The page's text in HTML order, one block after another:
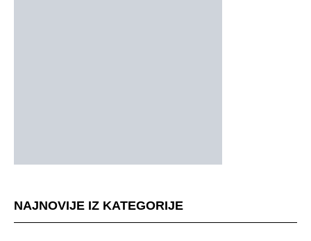
NAJNOVIJE IZ KATEGORIJE